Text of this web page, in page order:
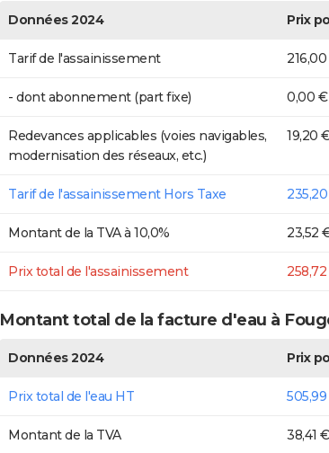
Données 2024 Prix
Tarif de l'assainissement
- dont abonnement (part fixe) 0,00 €
Redevances applicables (voies navigables,
modernisation des réseaux, etc.)
19,20
Tarif de l'assainissement Hors Taxe
Montant de la TVA à 10,0% 23,52
Prix total de l'assainissement
Montant total de la facture d'eau à
Données 2024 Prix
Prix total de l'eau HT
Montant de la TVA 38,41 €